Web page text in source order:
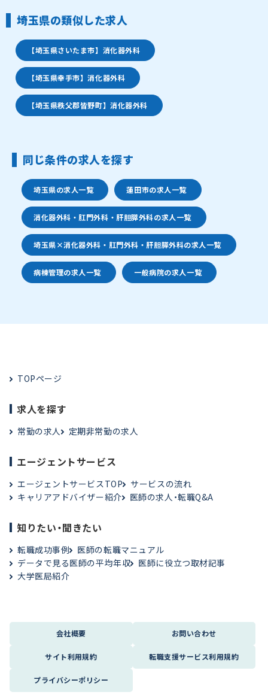
埼玉県の類似した求人
【埼玉県さいたま市】消化器外科
【埼玉県幸手市】消化器外科
【埼玉県秩父郡皆野町】消化器外科
同じ条件の求人を探す
埼玉県の求人一覧 蓮田市の求人一覧
消化器外科・肛門外科・肝胆膵外科の求人一覧
埼玉県×消化器外科・肛門外科・肝胆膵外科の求人一覧
病棟管理の求人一覧 一般病院の求人一覧
TOPページ
求人を探す
常勤の求人 定期非常勤の求人
エージェントサービス
エージェントサービスTOP
サービスの流れ
キャリアアドバイザー紹介
医師の求人・転職Q&A
知りたい・聞きたい
転職成功事例
医師の転職マニュアル
データで見る医師の平均年収
医師に役立つ取材記事
大学医局紹介
会社概要 お問い合わせ
サイト利用規約 転職支援サービス利用規約
プライバシーポリシー